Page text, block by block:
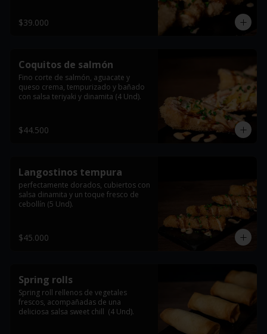
$39.000
Coquitos de salmón
Fino corte de salmón, aguacate y
queso crema, tempurizado y bañado
con salsa teriyaki y dinamita (4 Und).
$44.500
Langostinos tempura
perfectamente dorados, cubiertos con
salsa dinamita y un toque fresco de
cebollín (5 Und).
$45.000
Spring rolls
Spring roll rellenos de vegetales
frescos, acompañadas de una
deliciosa salsa sweet chill  (4 Und).